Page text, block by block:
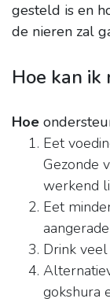
gesteld is en
de nieren zal
Hoe kan ik
Hoe
Eet
Gezonde
werkend
Eet
Drink veel
gokshura